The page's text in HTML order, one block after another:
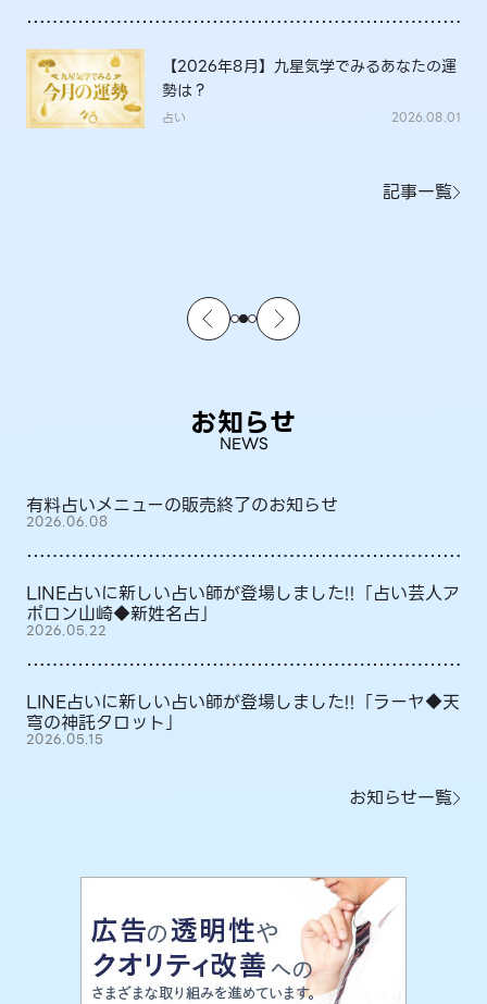
【2026年8月】九星気学でみるあなたの運
勢は？
占い 2026.08.01
記事一覧
お知らせ
NEWS
有料占いメニューの販売終了のお知らせ
2026.06.08
LINE占いに新しい占い師が登場しました!!「占い芸人ア
ポロン山崎◆新姓名占」
2026.05.22
LINE占いに新しい占い師が登場しました!!「ラーヤ◆天
穹の神託タロット」
2026.05.15
お知らせ一覧